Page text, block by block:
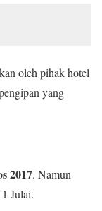
oleh pihak hotel
yang
2017. Namun
Julai.